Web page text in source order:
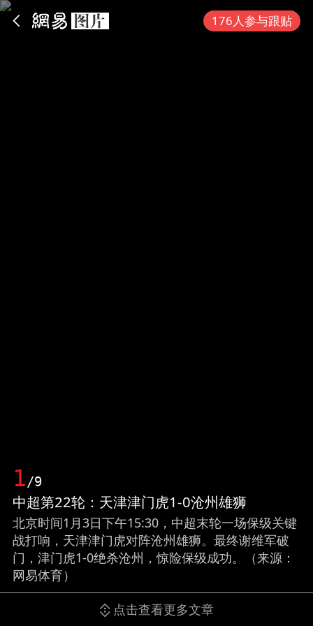
176人参与跟贴
1/9
中超第22轮：天津津门虎1-0沧州雄狮
北京时间1月3日下午15:30，中超末轮一场保级关键
战打响，天津津门虎对阵沧州雄狮。最终谢维军破
门，津门虎1-0绝杀沧州，惊险保级成功。（来源：
网易体育）
点击查看更多文章
App内打开